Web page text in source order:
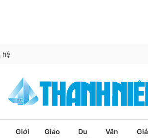
hệ
Giới
Giáo
Du
Văn